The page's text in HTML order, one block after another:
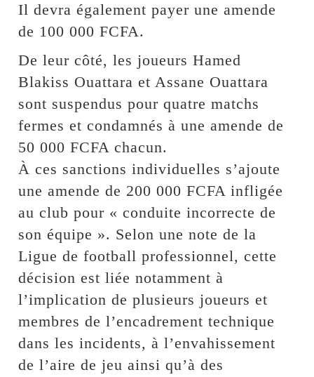
Il devra également payer une amende
de 100 000 FCFA.
De leur côté, les joueurs Hamed
Blakiss Ouattara et Assane Ouattara
sont suspendus pour quatre matchs
fermes et condamnés à une amende de
50 000 FCFA chacun.
À ces sanctions individuelles s’ajoute
une amende de 200 000 FCFA infligée
au club pour « conduite incorrecte de
son équipe ». Selon une note de la
Ligue de football professionnel, cette
décision est liée notamment à
l’implication de plusieurs joueurs et
membres de l’encadrement technique
dans les incidents, à l’envahissement
de l’aire de jeu ainsi qu’à des